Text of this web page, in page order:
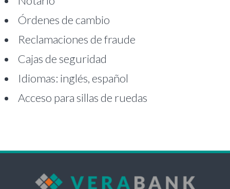
Órdenes de cambio
Reclamaciones de fraude
Cajas de seguridad
Idiomas: inglés, español
Acceso para sillas de ruedas